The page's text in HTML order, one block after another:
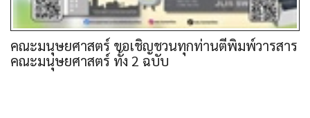
คณะมนุษยศาสตร์ ขอเชิญชวนทุกท่านตีพิมพ์วารสาร
คณะมนุษยศาสตร์ ทั้ง 2 ฉบับ